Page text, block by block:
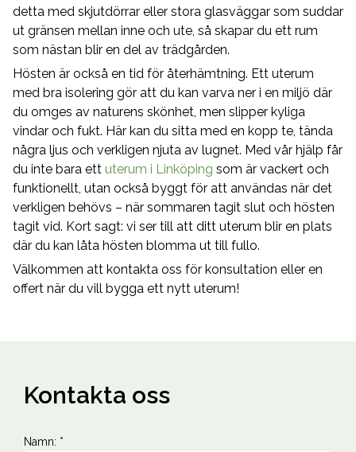
detta med skjutdörrar eller stora glasväggar som suddar
ut gränsen mellan inne och ute, så skapar du ett rum
som nästan blir en del av trädgården.
Hösten är också en tid för återhämtning. Ett uterum
med bra isolering gör att du kan varva ner i en miljö där
du omges av naturens skönhet, men slipper kyliga
vindar och fukt. Här kan du sitta med en kopp te, tända
några ljus och verkligen njuta av lugnet. Med vår hjälp får
du inte bara ett uterum i Linköping som är vackert och
funktionellt, utan också byggt för att användas när det
verkligen behövs – när sommaren tagit slut och hösten
tagit vid. Kort sagt: vi ser till att ditt uterum blir en plats
där du kan låta hösten blomma ut till fullo.
Välkommen att kontakta oss för konsultation eller en
offert när du vill bygga ett nytt uterum!
Kontakta oss
Namn: *